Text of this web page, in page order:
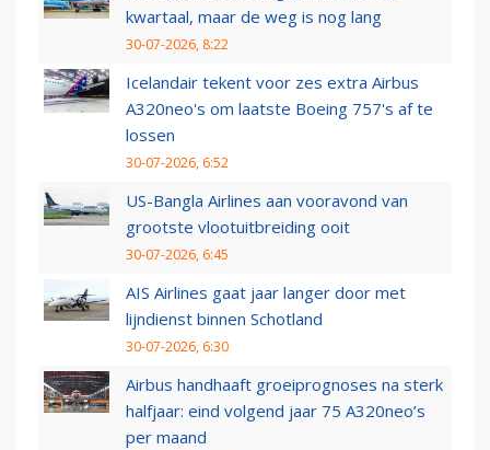
kwartaal, maar de weg is nog lang
30-07-2026, 8:22
Icelandair tekent voor zes extra Airbus
A320neo's om laatste Boeing 757's af te
lossen
30-07-2026, 6:52
US-Bangla Airlines aan vooravond van
grootste vlootuitbreiding ooit
30-07-2026, 6:45
AIS Airlines gaat jaar langer door met
lijndienst binnen Schotland
30-07-2026, 6:30
Airbus handhaaft groeiprognoses na sterk
halfjaar: eind volgend jaar 75 A320neo’s
per maand